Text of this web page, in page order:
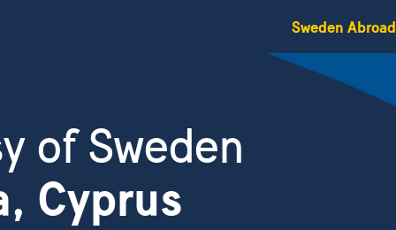
Sweden Abroad
of Sweden
Cyprus